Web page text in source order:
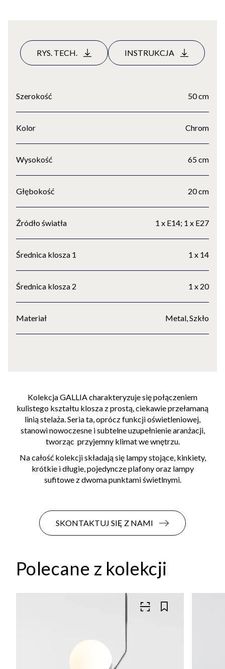
RYS. TECH. INSTRUKCJA
Szerokość 50 cm
Kolor Chrom
Wysokość 65 cm
Głębokość 20 cm
Źródło światła 1 x E14; 1 x E27
Średnica klosza 1 1 x 14
Średnica klosza 2 1 x 20
Materiał Metal, Szkło
Kolekcja GALLIA charakteryzuje się połączeniem
kulistego kształtu klosza z prostą, ciekawie przełamaną
linią stelaża. Seria ta, oprócz funkcji oświetleniowej,
stanowi nowoczesne i subtelne uzupełnienie aranżacji,
tworząc przyjemny klimat we wnętrzu.
Na całość kolekcji składają się lampy stojące, kinkiety,
krótkie i długie, pojedyncze plafony oraz lampy
sufitowe z dwoma punktami świetlnymi.
SKONTAKTUJ SIĘ Z NAMI
Polecane z kolekcji